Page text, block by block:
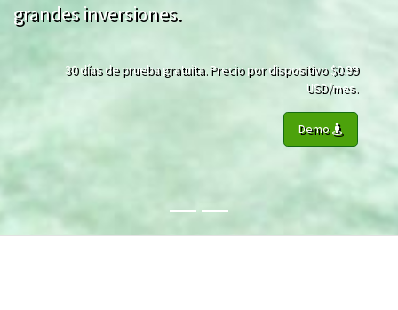
grandes inversiones.
30 días de prueba gratuita. Precio por dispositivo $0.99
USD/mes.
Demo